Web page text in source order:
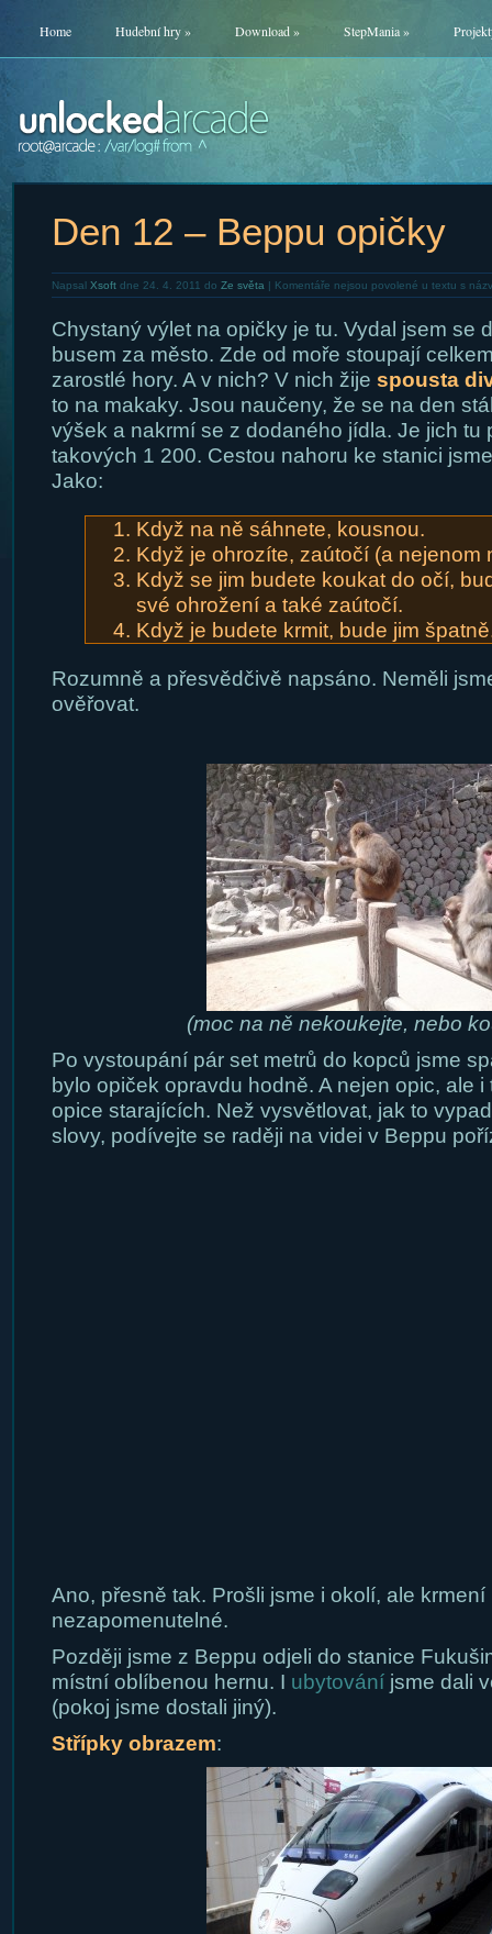
Home Hudební hry» Download» StepMania»
Den 12 – Beppu opičky
Napsal Xsoftdne 24. 4. 2011 do Ze světa | Komentáře nejsou povolené u textu s
Chystaný výlet na opičky je tu. Vydal jsem se
busem za město. Zde od moře stoupají
zarostlé hory. A v nich? V nich žije spousta
to na makaky. Jsou naučeny, že se na den
výšek a nakrmí se z dodaného jídla. Je jich tu
takových 1 200. Cestou nahoru ke stanici
Jako:
Když na ně sáhnete, kousnou.
Když je ohrozíte, zaútočí (a nejenom
Když se jim budete koukat do očí,
své ohrožení a také zaútočí.
Když je budete krmit, bude jim
Rozumně a přesvědčivě napsáno. Neměli
ověřovat.
(moc na ně nekoukejte, nebo
Po vystoupání pár set metrů do kopců jsme
bylo opiček opravdu hodně. A nejen opic, ale i
opice starajících. Než vysvětlovat, jak to
slovy, podívejte se raději na videi v Beppu
Ano, přesně tak. Prošli jsme i okolí, ale krmení
nezapomenutelné.
Později jsme z Beppu odjeli do stanice
místní oblíbenou hernu. I ubytováníjsme dali
(pokoj jsme dostali jiný).
Střípky obrazem: